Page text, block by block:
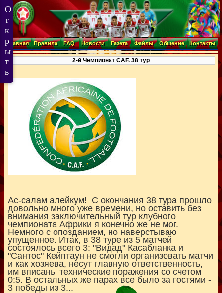
Главная Правила FAQ Новости Газета Файлы Общение Контакты
2-й Чемпионат CAF. 38 тур
Ас-салам алейкум! С окончания 38 тура прошло
довольно много уже времени, но оставить без
внимания заключительный тур клубного
чемпионата Африки я конечно же не мог.
Немного с опозданием, но наверстываю
упущенное. Итак, в 38 туре из 5 матчей
состоялось всего 3: "Видад" Касабланка и
"Сантос" Кейптаун не смогли организовать матчи
и как хозяева, несут главную ответственность,
им вписаны технические поражения со счетом
0:5. В остальных же парах все было за гостями -
3 победы из 3...